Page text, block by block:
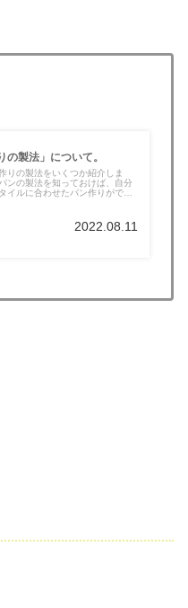
の製法」について。
りの製法をいくつか紹介しま
ンの製法を知っておけば、自分
イルに合わせたパン作りができ
2022.08.11